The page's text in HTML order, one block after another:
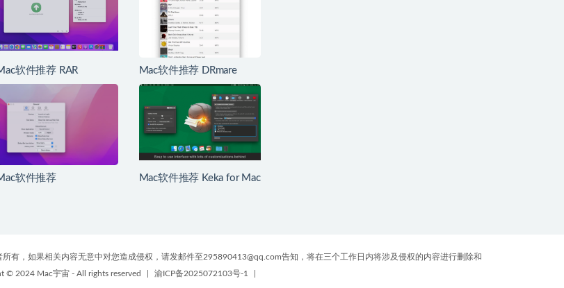
软件推荐 RAR
Max for Mac 简
易用的解压缩工具高级
Mac软件推荐 DRmare
Music Converter for
Spotify for Mac Spotify音
乐转换器
软件推荐
Mac软件推荐 Keka for Mac
有，如果相关内容无意中对您造成侵权，请发邮件至295890413@qq.com告知，将在三个工作日内将涉及侵权的内容进行删除和
© 2024 Mac宇宙 - All rights reserved 渝ICP备2025072103号-1